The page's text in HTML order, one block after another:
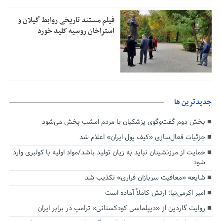
فیلم مستند تاریخی روابط گیلان و
استراخان روسیه کلید خورد
جديدترين ها
بخش دوم گفت‌وگوی پزشکیان با مردم امشب پخش می‌شود
جزئیات فعال‌سازی «کیف پول ایران» اعلام شد
حمایت از مرزنشینان نباید به زیان تولید باشد/مواد اولیه با کولبری وارد
شود
شایعه «معافیت سربازان فراری» تکذیب شد
امیر اکرمی‌نیا: ارتش کاملاً آماده است
روایت گاردین از «دیپلماسی کودکستانی» ترامپ در برابر ایران